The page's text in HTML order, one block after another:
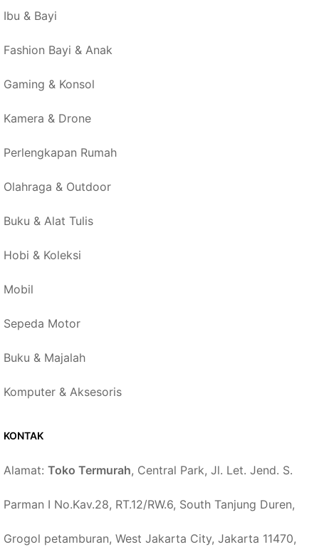
Ibu & Bayi
Fashion Bayi & Anak
Gaming & Konsol
Kamera & Drone
Perlengkapan Rumah
Olahraga & Outdoor
Buku & Alat Tulis
Hobi & Koleksi
Mobil
Sepeda Motor
Buku & Majalah
Komputer & Aksesoris
KONTAK
Alamat: Toko Termurah, Central Park, Jl. Let. Jend. S.
Parman I No.Kav.28, RT.12/RW.6, South Tanjung Duren,
Grogol petamburan, West Jakarta City, Jakarta 11470,